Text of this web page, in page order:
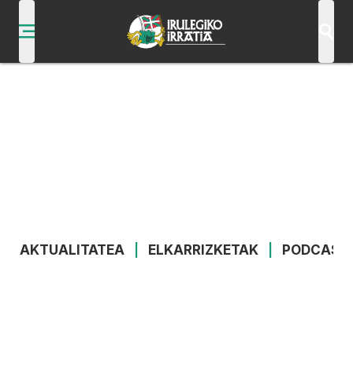
AKTUALITATEA ELKARRIZKETAK